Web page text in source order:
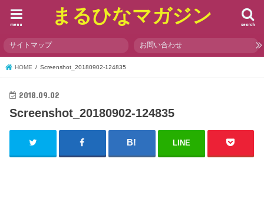
まるひなマガジン search
menu
サイトマップ お問い合わせ
HOME Screenshot_20180902-124835
2018.09.02
Screenshot_20180902-124835
LINE